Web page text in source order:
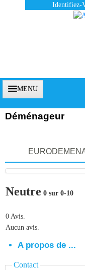
Identifiez-
MENU
Vous Êtes Un Client
Qui Sommes-Nous ?
Pourquoi Nous Faire
Vous Êtes Une Société
Comment Ça
Déménageur
Neutre 0 sur 0-10
0 Avis.
Aucun avis.
A propos de ...
Contact